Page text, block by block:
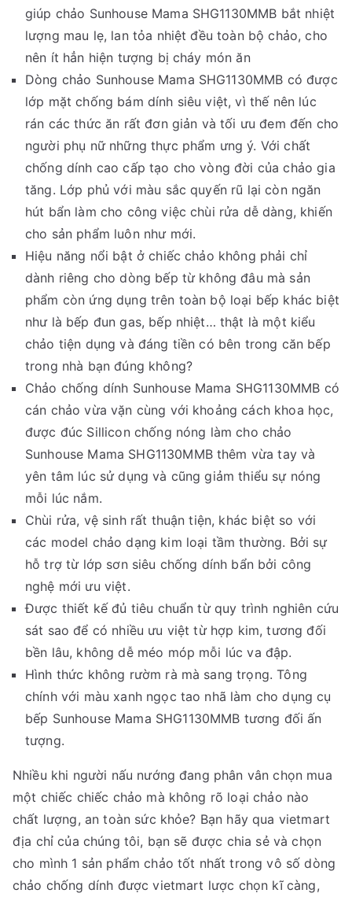
giúp chảo Sunhouse Mama SHG1130MMB bắt nhiệt
lượng mau lẹ, lan tỏa nhiệt đều toàn bộ chảo, cho
nên ít hẳn hiện tượng bị cháy món ăn
Dòng chảo Sunhouse Mama SHG1130MMB có được
lớp mặt chống bám dính siêu việt, vì thế nên lúc
rán các thức ăn rất đơn giản và tối ưu đem đến cho
người phụ nữ những thực phẩm ưng ý. Với chất
chống dính cao cấp tạo cho vòng đời của chảo gia
tăng. Lớp phủ với màu sắc quyến rũ lại còn ngăn
hút bẩn làm cho công việc chùi rửa dễ dàng, khiến
cho sản phẩm luôn như mới.
Hiệu năng nổi bật ở chiếc chảo không phải chỉ
dành riêng cho dòng bếp từ không đâu mà sản
phẩm còn ứng dụng trên toàn bộ loại bếp khác biệt
như là bếp đun gas, bếp nhiệt… thật là một kiểu
chảo tiện dụng và đáng tiền có bên trong căn bếp
trong nhà bạn đúng không?
Chảo chống dính Sunhouse Mama SHG1130MMB có
cán chảo vừa vặn cùng với khoảng cách khoa học,
được đúc Sillicon chống nóng làm cho chảo
Sunhouse Mama SHG1130MMB thêm vừa tay và
yên tâm lúc sử dụng và cũng giảm thiểu sự nóng
mỗi lúc nắm.
Chùi rửa, vệ sinh rất thuận tiện, khác biệt so với
các model chảo dạng kim loại tầm thường. Bởi sự
hỗ trợ từ lớp sơn siêu chống dính bẩn bởi công
nghệ mới ưu việt.
Được thiết kế đủ tiêu chuẩn từ quy trình nghiên cứu
sát sao để có nhiều ưu việt từ hợp kim, tương đối
bền lâu, không dễ méo móp mỗi lúc va đập.
Hình thức không rườm rà mà sang trọng. Tông
chính với màu xanh ngọc tao nhã làm cho dụng cụ
bếp Sunhouse Mama SHG1130MMB tương đối ấn
tượng.
Nhiều khi người nấu nướng đang phân vân chọn mua
một chiếc chiếc chảo mà không rõ loại chảo nào
chất lượng, an toàn sức khỏe? Bạn hãy qua vietmart
địa chỉ của chúng tôi, bạn sẽ được chia sẻ và chọn
cho mình 1 sản phẩm chảo tốt nhất trong vô số dòng
chảo chống dính được vietmart lược chọn kĩ càng,